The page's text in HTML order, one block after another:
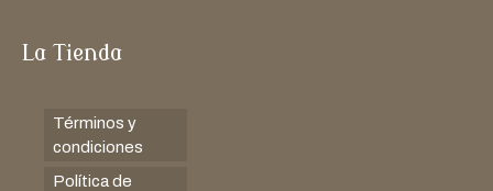
La Tienda
Términos y
condiciones
Política de